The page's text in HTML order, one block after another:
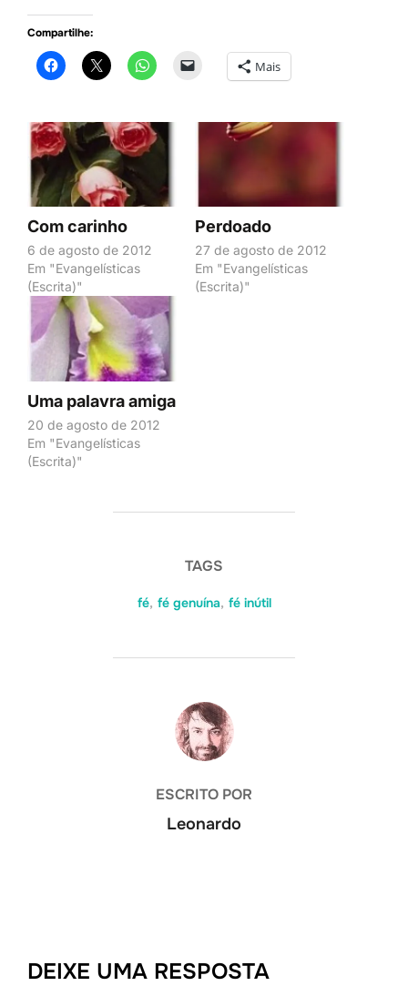
Compartilhe:
Mais
Com carinho
6 de agosto de 2012
Em "Evangelísticas
(Escrita)"
Perdoado
27 de agosto de 2012
Em "Evangelísticas
(Escrita)"
Uma palavra amiga
20 de agosto de 2012
Em "Evangelísticas
(Escrita)"
TAGS
fé, fé genuína, fé inútil
AUTOR DO POST
ESCRITO POR
Leonardo
DEIXE UMA RESPOSTA